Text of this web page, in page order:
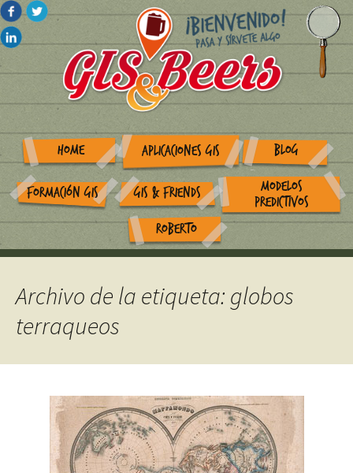
HOME APLICACIONES GIS BLOG
FORMACIÓN GIS GIS & FRIENDS
MODELOS
PREDICTIVOS
ROBERTO
Archivo de la etiqueta: globos
terraqueos